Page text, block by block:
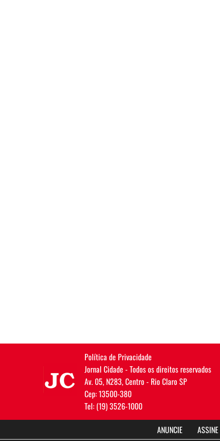
JC
Política de Privacidade
Jornal Cidade - Todos os direitos reservados
Av. 05, N283, Centro - Rio Claro SP
Cep: 13500-380
Tel: (19) 3526-1000
ANUNCIE
ASSINE